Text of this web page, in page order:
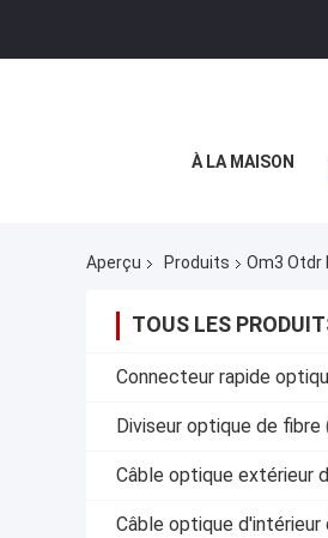
À LA MAISON
Aperçu Produits Om3 Otdr
TOUS LES
Connecteur rapide
Diviseur optique de fibre
Câble optique extérieur
Câble optique d'intérieur